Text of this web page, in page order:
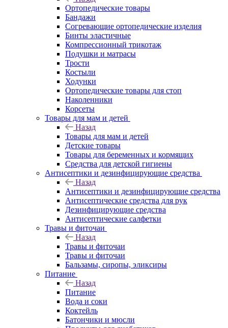
Ортопедические товары
Бандажи
Согревающие ортопедические изделия
Бинты эластичные
Компрессионный трикотаж
Подушки и матрасы
Трости
Костыли
Ходунки
Ортопедические товары для стоп
Наколенники
Корсеты
Товары для мам и детей
Назад
Товары для мам и детей
Детские товары
Товары для беременных и кормящих
Средства для детской гигиены
Антисептики и дезинфицирующие средства
Назад
Антисептики и дезинфицирующие средства
Антисептические средства для рук
Дезинфицирующие средства
Антисептические салфетки
Травы и фиточаи
Назад
Травы и фиточаи
Травы и фиточаи
Бальзамы, сиропы, эликсиры
Питание
Назад
Питание
Вода и соки
Коктейль
Батончики и мюсли